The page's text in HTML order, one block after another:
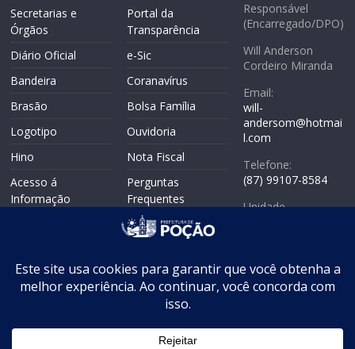
Secretarias e
Órgãos
Diário Oficial
Bandeira
Brasão
Logotipo
Hino
Acesso á
Informação
Portal da
Transparência
e-Sic
Coranavírus
Bolsa Família
Ouvidoria
Nota Fiscal
Perguntas
Frequentes
Politicas de
Privacidade
Responsável
(Encarregado/DPO)
Will Anderson
Cordeiro Miranda
Email:
will-
andersom@hotmai
l.com
Telefone:
(87) 99107-8584
Unidade